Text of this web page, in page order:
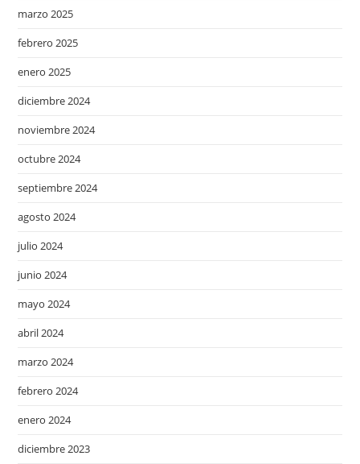
marzo 2025
febrero 2025
enero 2025
diciembre 2024
noviembre 2024
octubre 2024
septiembre 2024
agosto 2024
julio 2024
junio 2024
mayo 2024
abril 2024
marzo 2024
febrero 2024
enero 2024
diciembre 2023